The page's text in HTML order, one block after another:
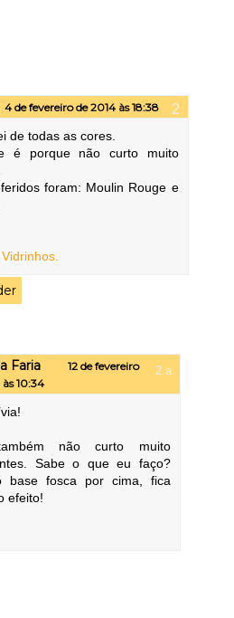
4 de fevereiro de 2014 às 18:38
de todas as cores.
é porque não curto muito
foram: Moulin Rouge e
Faria
12 de fevereiro
às 10:34
não curto muito
Sabe o que eu faço?
base fosca por cima, fica
efeito!